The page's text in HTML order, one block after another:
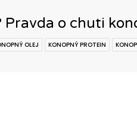
Pravda o chuti
OLEJ KONOPNÝ PROTEIN